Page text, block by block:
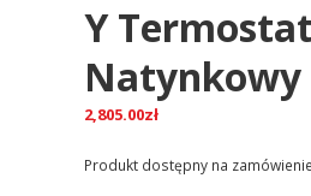
Y
Natynkowy
2,805.00zł
Produkt dostępny na zamówienie